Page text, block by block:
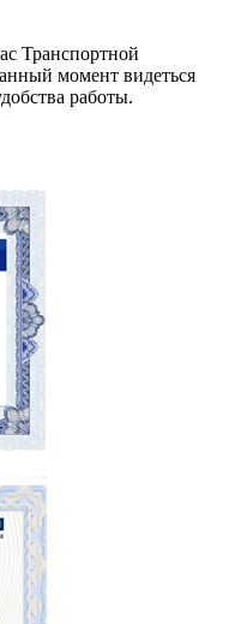
Транспортной
момент видеться
работы.